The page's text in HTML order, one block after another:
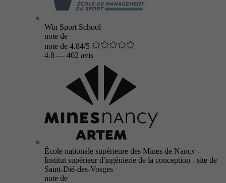
Win Sport School
note de
note de 4.84/5
4.8 — 402 avis
École nationale supérieure des Mines de Nancy -
Institut supérieur d'ingénierie de la conception - site de
Saint-Dié-des-Vosges
note de